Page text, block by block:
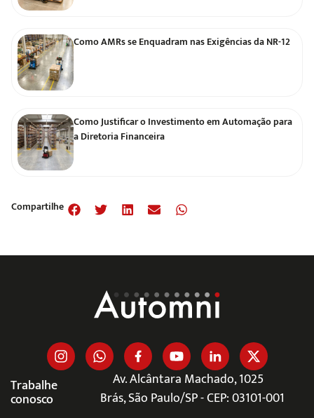
Como AMRs se Enquadram nas Exigências da NR-12
Como Justificar o Investimento em Automação para
a Diretoria Financeira
Compartilhe
Trabalhe
conosco
Av. Alcântara Machado, 1025
Brás, São Paulo/SP - CEP: 03101-001